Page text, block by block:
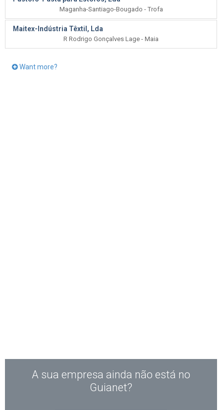
Maganha-Santiago-Bougado - Trofa
Maitex-Indústria Têxtil, Lda
R Rodrigo Gonçalves Lage - Maia
Want more?
A sua empresa ainda não está no
Guianet?